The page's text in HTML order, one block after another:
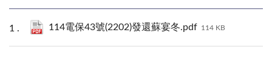
114電保43號(2202)發還蘇宴冬.pdf 114 KB